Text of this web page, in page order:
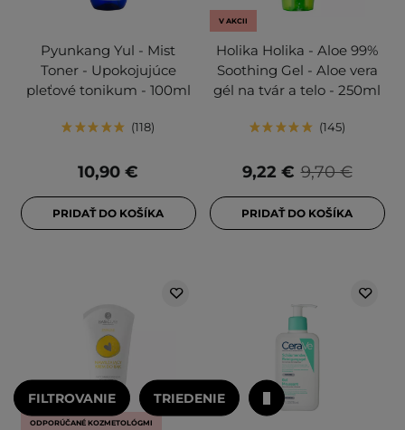
Pyunkang Yul - Mist
Toner - Upokojujúce
pleťové tonikum - 100ml
118
10,90 €
PRIDAŤ DO KOŠÍKA
V AKCII
Holika Holika - Aloe 99%
Soothing Gel - Aloe vera
gél na tvár a telo - 250ml
145
9,70 €
9,22 €
PRIDAŤ DO KOŠÍKA
V AKCII
ODPORÚČANÉ KOZMETOLÓGMI
FILTROVANIE TRIEDENIE